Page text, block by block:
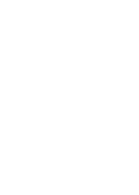
Mocha